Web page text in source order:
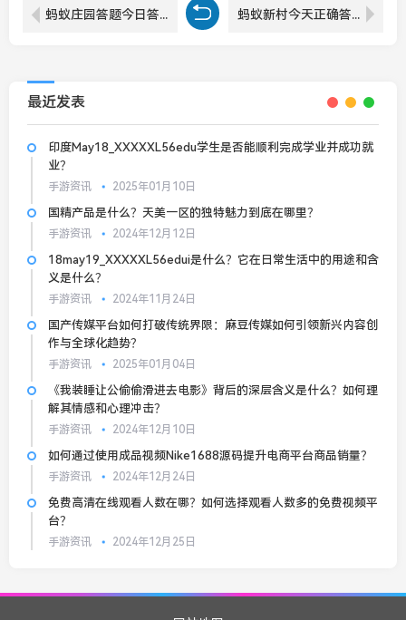
蚂蚁庄园答题今日答案12月23日 蚂蚁庄园答题今日答案汇总 蚂蚁新村今天正确答案12.20 蚂蚁新村答案最新12.20
最近发表
印度May18_XXXXXL56edu学生是否能顺利完成学业并成功就
业？
手游资讯 2025年01月10日
国精产品是什么？天美一区的独特魅力到底在哪里？
手游资讯 2024年12月12日
18may19_XXXXXL56edui是什么？它在日常生活中的用途和含
义是什么？
手游资讯 2024年11月24日
国产传媒平台如何打破传统界限：麻豆传媒如何引领新兴内容创
作与全球化趋势？
手游资讯 2025年01月04日
《我装睡让公偷偷滑进去电影》背后的深层含义是什么？如何理
解其情感和心理冲击？
手游资讯 2024年12月10日
如何通过使用成品视频Nike1688源码提升电商平台商品销量？
手游资讯 2024年12月24日
免费高清在线观看人数在哪？如何选择观看人数多的免费视频平
台？
手游资讯 2024年12月25日